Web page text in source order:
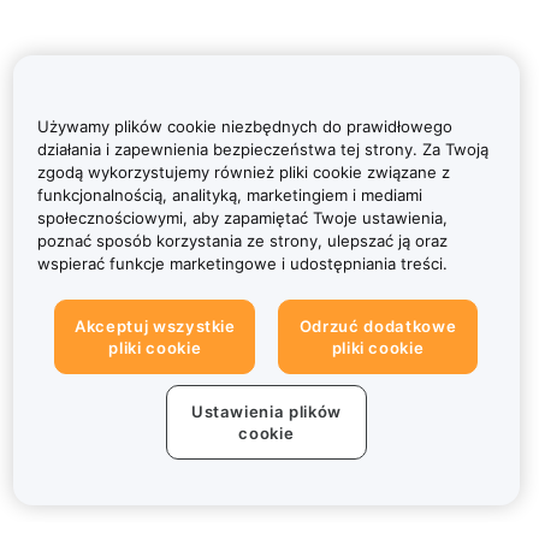
Używamy plików cookie niezbędnych do prawidłowego
działania i zapewnienia bezpieczeństwa tej strony. Za Twoją
zgodą wykorzystujemy również pliki cookie związane z
funkcjonalnością, analityką, marketingiem i mediami
społecznościowymi, aby zapamiętać Twoje ustawienia,
poznać sposób korzystania ze strony, ulepszać ją oraz
wspierać funkcje marketingowe i udostępniania treści.
Akceptuj wszystkie
pliki cookie
Odrzuć dodatkowe
pliki cookie
Ustawienia plików
cookie